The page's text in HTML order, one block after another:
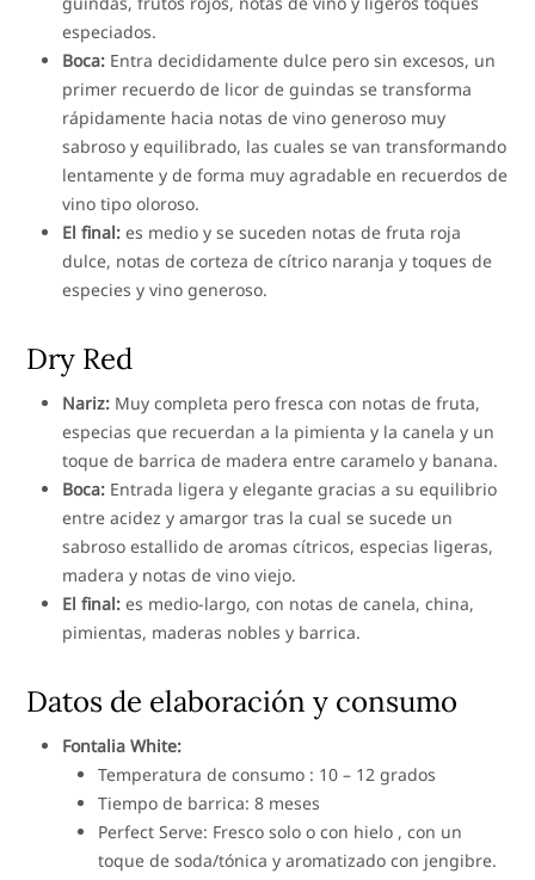
especiados.
Boca: Entra decididamente dulce pero sin excesos, un
primer recuerdo de licor de guindas se transforma
rápidamente hacia notas de vino generoso muy
sabroso y equilibrado, las cuales se van transformando
lentamente y de forma muy agradable en recuerdos de
vino tipo oloroso.
El final: es medio y se suceden notas de fruta roja
dulce, notas de corteza de cítrico naranja y toques de
especies y vino generoso.
Dry Red
Nariz: Muy completa pero fresca con notas de fruta,
especias que recuerdan a la pimienta y la canela y un
toque de barrica de madera entre caramelo y banana.
Boca: Entrada ligera y elegante gracias a su equilibrio
entre acidez y amargor tras la cual se sucede un
sabroso estallido de aromas cítricos, especias ligeras,
madera y notas de vino viejo.
El final: es medio-largo, con notas de canela, china,
pimientas, maderas nobles y barrica.
Datos de elaboración y consumo
Fontalia White:
Temperatura de consumo : 10 – 12 grados
Tiempo de barrica: 8 meses
Perfect Serve: Fresco solo o con hielo , con un
toque de soda/tónica y aromatizado con jengibre.